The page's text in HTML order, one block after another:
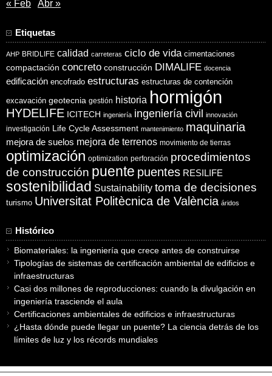
« Feb Abr »
Etiquetas
AHP BRIDLIFE calidad carreteras ciclo de vida cimentaciones
compactación concreto construcción DIMALIFE docencia
edificación encofrado estructuras estructuras de contención
excavación geotecnia gestión historia hormigón
HYDELIFE ICITECH ingeniería ingeniería civil innovación
investigación Life Cycle Assessment mantenimiento maquinaria
mejora de suelos mejora de terrenos movimiento de tierras
optimización optimization perforación procedimientos
de construcción puente puentes RESILIFE
sostenibilidad Sustainability toma de decisiones
turismo Universitat Politècnica de València áridos
Histórico
Biomateriales: la ingeniería que crece antes de construirse
Tipologías de sistemas de certificación ambiental de edificios e
infraestructuras
Casi dos millones de reproducciones: cuando la divulgación en
ingeniería trasciende el aula
Certificaciones ambientales de edificios e infraestructuras
¿Hasta dónde puede llegar un puente? La ciencia detrás de los
límites de luz y los récords mundiales